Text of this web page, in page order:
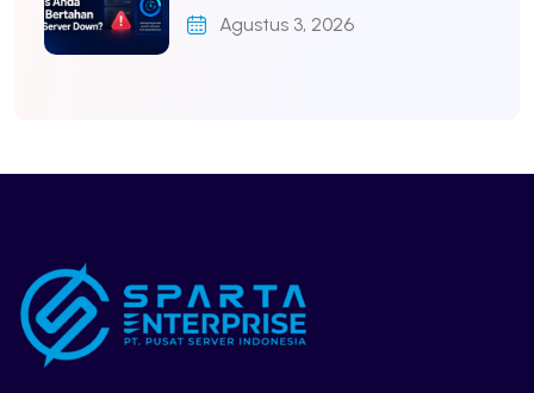
Agustus 3, 2026